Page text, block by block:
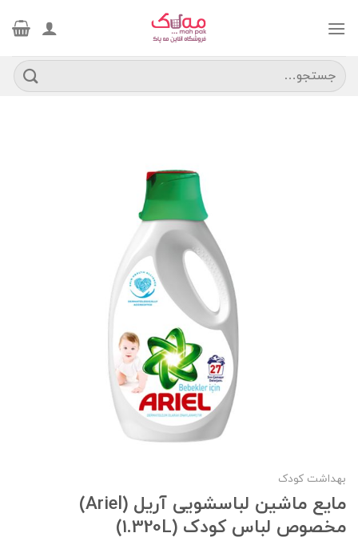
جستجو
برای:
بهداشت کودک
مایع ماشین لباسشویی آریل (Ariel)
مخصوص لباس کودک (1.320L)